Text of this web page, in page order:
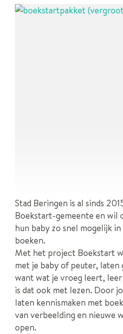
Stad Beringen is al sinds
Boekstart-gemeente en wil
hun baby zo snel mogelijk
boeken.
Met het project Boekstart
met je baby of peuter, laten
want wat je vroeg leert,
is dat ook met lezen. Door
laten kennismaken met
van verbeelding en nieuwe
open.